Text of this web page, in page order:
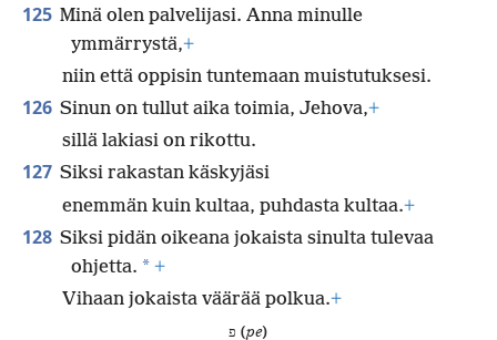
125 Minä olen palvelijasi. Anna minulle
ymmärrystä,+
niin että oppisin tuntemaan muistutuksesi.
126 Sinun on tullut aika toimia, Jehova,+
sillä lakiasi on rikottu.
127 Siksi rakastan käskyjäsi
enemmän kuin kultaa, puhdasta kultaa.+
128 Siksi pidän oikeana jokaista sinulta tulevaa
ohjetta. * +
Vihaan jokaista väärää polkua.+
פ (pe)